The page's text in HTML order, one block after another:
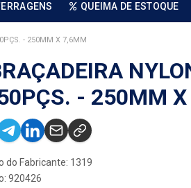
QUEIMA DE ESTOQUE
- 250MM X 7,6MM
- 250MM
do Fabricante: 1319
920426